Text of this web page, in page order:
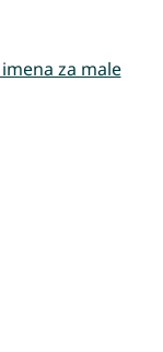
za male